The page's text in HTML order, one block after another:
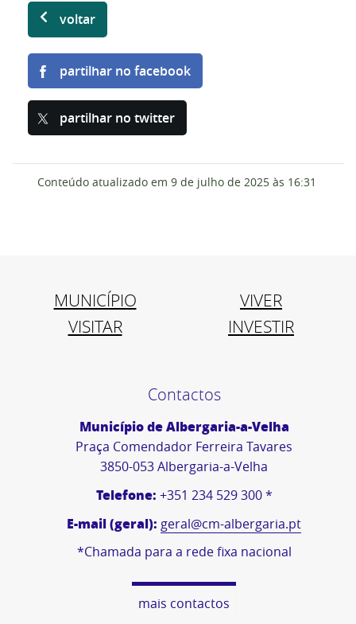
voltar
partilhar no facebook
partilhar no twitter
Conteúdo atualizado em 9 de julho de 2025 às 16:31
MUNICÍPIO
VIVER
VISITAR
INVESTIR
Contactos
Município de Albergaria-a-Velha
Praça Comendador Ferreira Tavares
3850-053 Albergaria-a-Velha
Telefone: +351 234 529 300 *
E-mail (geral): geral@cm-albergaria.pt
*Chamada para a rede fixa nacional
mais contactos